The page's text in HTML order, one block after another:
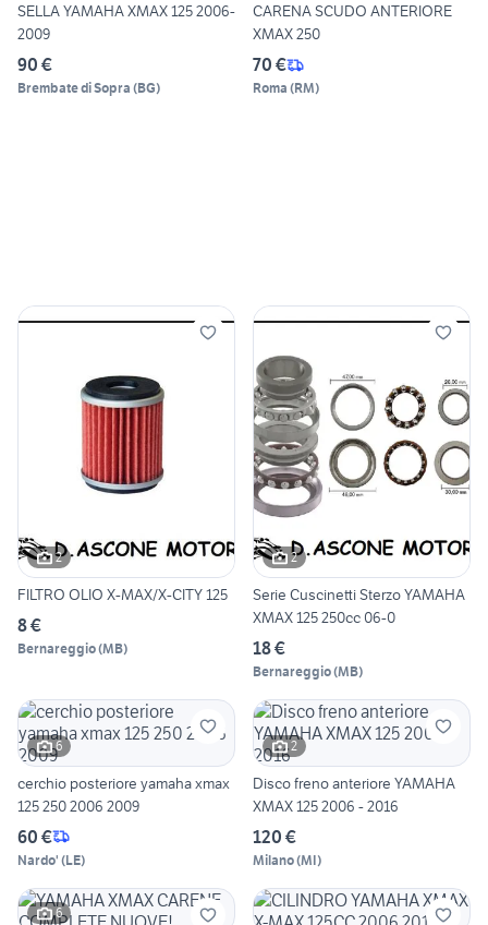
SELLA YAMAHA XMAX 125 2006-
2009
90 €
Brembate di Sopra (BG)
CARENA SCUDO ANTERIORE
XMAX 250
70 €
Roma (RM)
2
FILTRO OLIO X-MAX/X-CITY 125
8 €
Bernareggio(MB)
2
Serie Cuscinetti Sterzo YAMAHA
XMAX 125 250cc 06-0
18 €
Bernareggio(MB)
6
cerchio posteriore yamaha xmax
125 250 2006 2009
60 €
Nardo' (LE)
2
Disco freno anteriore YAMAHA
XMAX 125 2006 - 2016
120 €
Milano(MI)
6